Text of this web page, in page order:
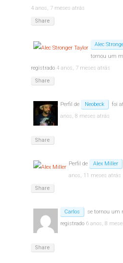
4 anos, 7 meses atrás
Share
Alec
tornou um
registrado 4 anos, 7 meses atrás
Share
Perfil de Neobeck foi
anos, 8 meses atrás
Share
Perfil de Alex Miller
anos, 11 meses atrás
Share
Carlos
se tornou um
registrado 6 anos, 8
Share